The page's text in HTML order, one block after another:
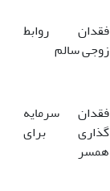
فقدان روابط
زوجی سالم
فقدان سرمایه
گذاری برای
همسر